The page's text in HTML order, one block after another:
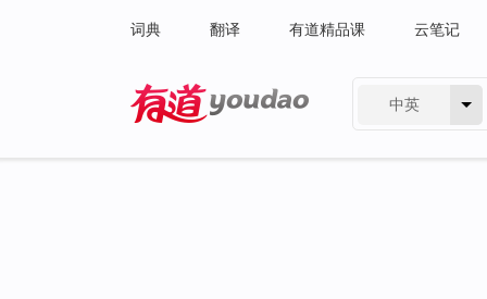
词典 翻译 有道精品课 云笔记
中英